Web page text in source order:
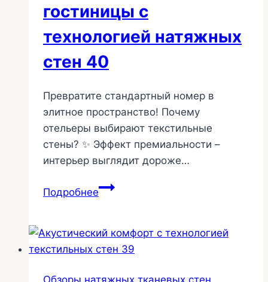
гостиницы с
технологией натяжных
стен 40
Превратите стандартный номер в
элитное пространство! Почему
отельеры выбирают текстильные
стены? ✨ Эффект премиальности –
интерьер выглядит дороже…
ПодробнееРоскошный
с
технологией